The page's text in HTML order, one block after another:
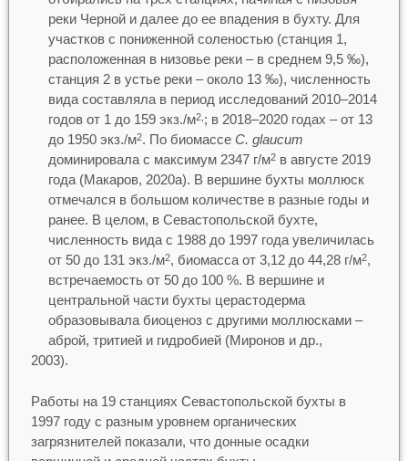
реки Черной и далее до ее впадения в бухту. Для
участков с пониженной соленостью (станция 1,
расположенная в низовье реки – в среднем 9,5 ‰),
станция 2 в устье реки – около 13 ‰), численность
вида составляла в период исследований 2010–2014
годов от 1 до 159 экз./м2, ; в 2018–2020 годах – от 13
до 1950 экз./м2. По биомассе C. glaucum
доминировала с максимум 2347 г/м2в августе 2019
года (Макаров, 2020а). В вершине бухты моллюск
отмечался в большом количестве в разные годы и
ранее. В целом, в Севастопольской бухте,
численность вида с 1988 до 1997 года увеличилась
от 50 до 131 экз./м2, биомасса от 3,12 до 44,28 г/м2,
встречаемость от 50 до 100 %. В вершине и
центральной части бухты церастодерма
образовывала биоценоз с другими моллюсками –
аброй, тритией и гидробией (Миронов и др.,
2003).
Работы на 19 станциях Севастопольской бухты в
1997 году с разным уровнем органических
загрязнителей показали, что донные осадки